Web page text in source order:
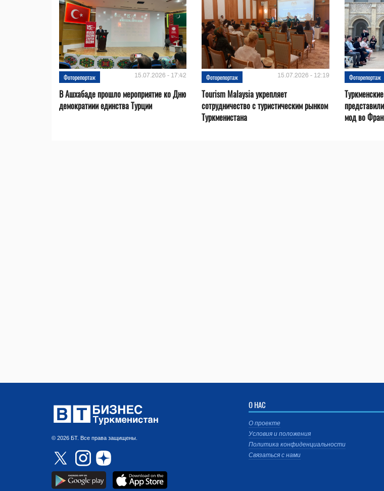
Фоторепортаж 15.07.2026 - 17:42
В Ашхабаде прошло мероприятие ко Дню
демократиии единства Турции
Фоторепортаж 15.07.2026 - 12:19
Tourism Malaysia укрепляет
сотрудничество с туристическим рынком
Туркменистана
Фоторепортаж
мод во
© 2026 БТ. Все права защищены.
О НАС
О проекте
Условия и положения
Политика конфиденциальности
Связаться с нами